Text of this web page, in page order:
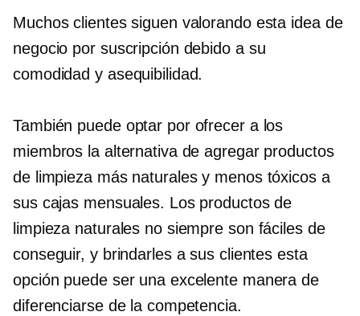
Muchos clientes siguen valorando esta idea de
negocio por suscripción debido a su
comodidad y asequibilidad.
También puede optar por ofrecer a los
miembros la alternativa de agregar productos
de limpieza más naturales y menos tóxicos a
sus cajas mensuales. Los productos de
limpieza naturales no siempre son fáciles de
conseguir, y brindarles a sus clientes esta
opción puede ser una excelente manera de
diferenciarse de la competencia.